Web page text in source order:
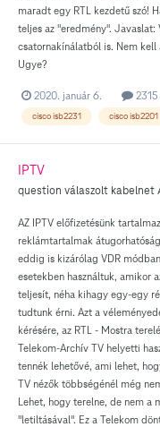
maradt egy RTL kezdetű szó!
teljes az "eredmény". Javaslat:
csatornakínálatból is. Nem kell
Ugye?
2020. január 6.
cisco isb2231 cisco isb2201
IPTV
question válaszolt kabelnet
AZ IPTV előfizetésünk
reklámtartalmak
eddig is kizárólag VDR
esetekben használtuk, amikor
teljesít, néha kihagy egy-egy
tudtunk érni. Azt a
kérésére, az RTL - Mostra
Telekom-Archív TV helyetti
tennék lehetővé, ami lehet,
TV nézők többségénél még
Lehet, hogy terelne, de nem a
"letiltásával". Ez a Telekom